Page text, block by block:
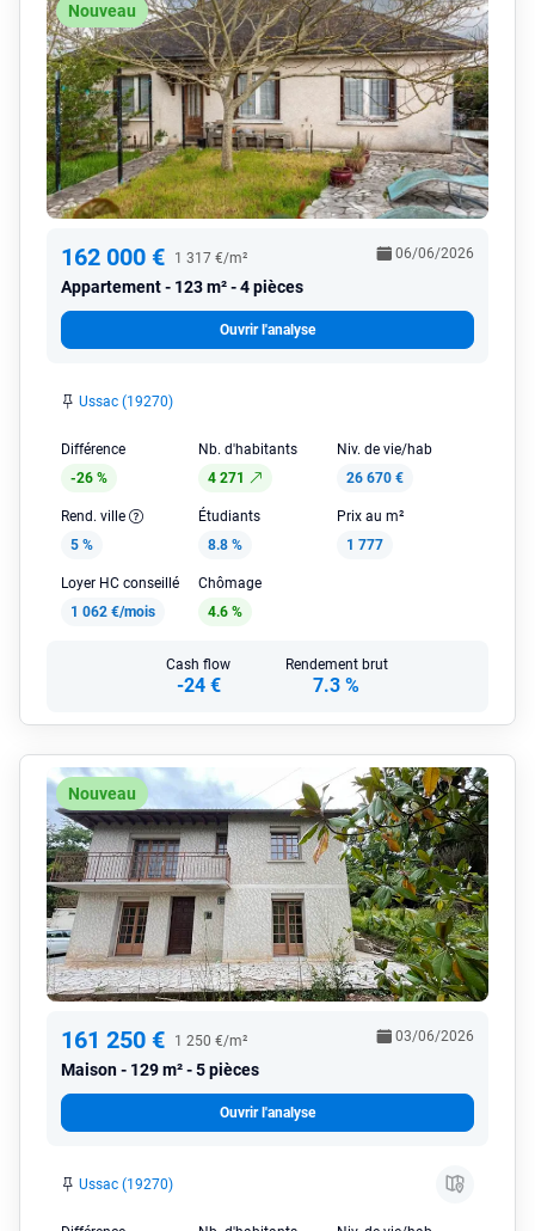
Nouveau
162 000 € 1 317 €/m²
Appartement 123 m² - 4 pièces
06/06/2026
Ouvrir l'analyse
Ussac (19270)
Différence
-26 %
Nb. d'habitants
4 271
Niv. de vie/hab
26 670 €
Rend. ville
5 %
Étudiants
8.8 %
Prix au m²
1 777
Loyer HC conseillé
1 062 €/mois
Chômage
4.6 %
Cash flow
-24 €
Rendement brut
7.3 %
Nouveau
161 250 € 1 250 €/m²
Maison 129 m² - 5 pièces
03/06/2026
Ouvrir l'analyse
Ussac (19270)